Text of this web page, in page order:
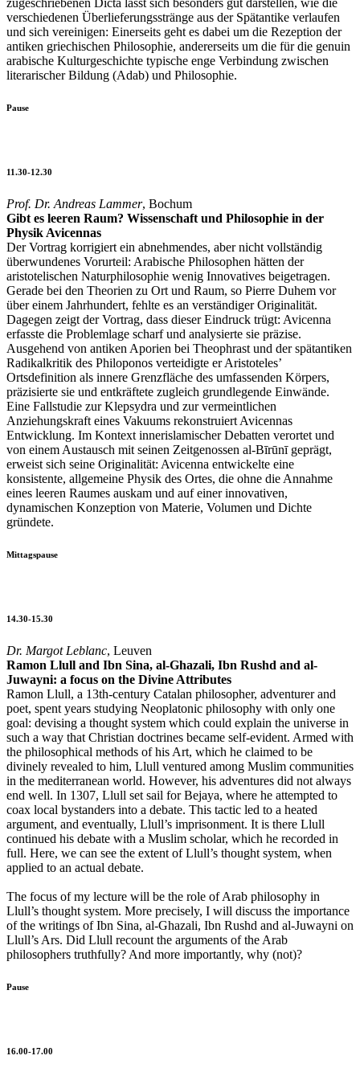
zugeschriebenen Dicta lässt sich besonders gut darstellen, wie die
verschiedenen Überlieferungsstränge aus der Spätantike verlaufen
und sich vereinigen: Einerseits geht es dabei um die Rezeption der
antiken griechischen Philosophie, andererseits um die für die genuin
arabische Kulturgeschichte typische enge Verbindung zwischen
literarischer Bildung (Adab) und Philosophie.
Pause
11.30-12.30
Prof. Dr. Andreas Lammer, Bochum
Gibt es leeren Raum? Wissenschaft und Philosophie in der
Physik Avicennas
Der Vortrag korrigiert ein abnehmendes, aber nicht vollständig
überwundenes Vorurteil: Arabische Philosophen hätten der
aristotelischen Naturphilosophie wenig Innovatives beigetragen.
Gerade bei den Theorien zu Ort und Raum, so Pierre Duhem vor
über einem Jahrhundert, fehlte es an verständiger Originalität.
Dagegen zeigt der Vortrag, dass dieser Eindruck trügt: Avicenna
erfasste die Problemlage scharf und analysierte sie präzise.
Ausgehend von antiken Aporien bei Theophrast und der spätantiken
Radikalkritik des Philoponos verteidigte er Aristoteles’
Ortsdefinition als innere Grenzfläche des umfassenden Körpers,
präzisierte sie und entkräftete zugleich grundlegende Einwände.
Eine Fallstudie zur Klepsydra und zur vermeintlichen
Anziehungskraft eines Vakuums rekonstruiert Avicennas
Entwicklung. Im Kontext innerislamischer Debatten verortet und
von einem Austausch mit seinen Zeitgenossen al-Bīrūnī geprägt,
erweist sich seine Originalität: Avicenna entwickelte eine
konsistente, allgemeine Physik des Ortes, die ohne die Annahme
eines leeren Raumes auskam und auf einer innovativen,
dynamischen Konzeption von Materie, Volumen und Dichte
gründete.
Mittagspause
14.30-15.30
Dr. Margot Leblanc, Leuven
Ramon Llull and Ibn Sina, al-Ghazali, Ibn Rushd and al-
Juwayni: a focus on the Divine Attributes
Ramon Llull, a 13th-century Catalan philosopher, adventurer and
poet, spent years studying Neoplatonic philosophy with only one
goal: devising a thought system which could explain the universe in
such a way that Christian doctrines became self-evident. Armed with
the philosophical methods of his Art, which he claimed to be
divinely revealed to him, Llull ventured among Muslim communities
in the mediterranean world. However, his adventures did not always
end well. In 1307, Llull set sail for Bejaya, where he attempted to
coax local bystanders into a debate. This tactic led to a heated
argument, and eventually, Llull’s imprisonment. It is there Llull
continued his debate with a Muslim scholar, which he recorded in
full. Here, we can see the extent of Llull’s thought system, when
applied to an actual debate.
The focus of my lecture will be the role of Arab philosophy in
Llull’s thought system. More precisely, I will discuss the importance
of the writings of Ibn Sina, al-Ghazali, Ibn Rushd and al-Juwayni on
Llull’s Ars. Did Llull recount the arguments of the Arab
philosophers truthfully? And more importantly, why (not)?
Pause
16.00-17.00